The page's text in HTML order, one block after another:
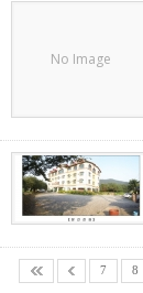
No Image
7 8